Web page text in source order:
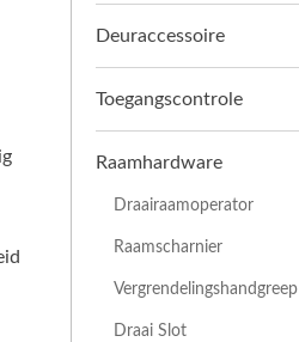
Deuraccessoire
Toegangscontrole
Raamhardware
Draairaamoperator
Raamscharnier
Vergrendelingshandgreep
Draai Slot